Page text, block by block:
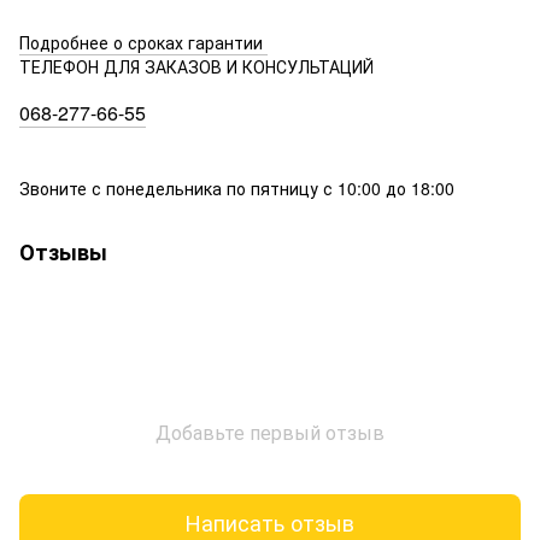
Подробнее о сроках гарантии
ТЕЛЕФОН ДЛЯ ЗАКАЗОВ И КОНСУЛЬТАЦИЙ
068-277-66-55
Звоните с понедельника по пятницу с 10:00 до 18:00
Отзывы
Добавьте первый отзыв
Написать отзыв